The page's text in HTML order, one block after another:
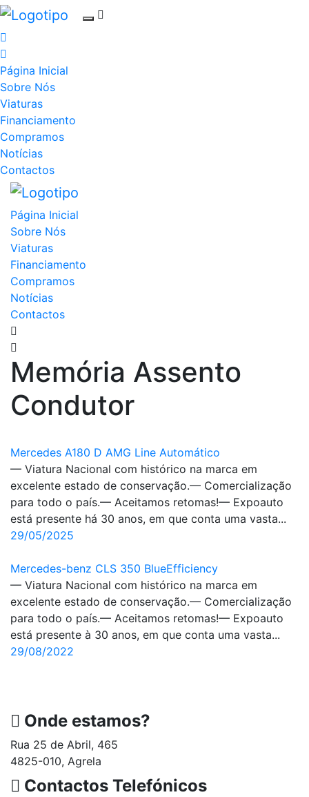
Página Inicial
Sobre Nós
Viaturas
Financiamento
Compramos
Notícias
Contactos
Página Inicial
Sobre Nós
Viaturas
Financiamento
Compramos
Notícias
Contactos
Memória Assento
Condutor
Mercedes A180 D AMG Line Automático
— Viatura Nacional com histórico na marca em
excelente estado de conservação.— Comercialização
para todo o país.— Aceitamos retomas!— Expoauto
está presente há 30 anos, em que conta uma vasta...
29/05/2025
Mercedes-benz CLS 350 BlueEfficiency
— Viatura Nacional com histórico na marca em
excelente estado de conservação.— Comercialização
para todo o país.— Aceitamos retomas!— Expoauto
está presente à 30 anos, em que conta uma vasta...
29/08/2022
Onde estamos?
Rua 25 de Abril, 465
4825-010, Agrela
Contactos Telefónicos